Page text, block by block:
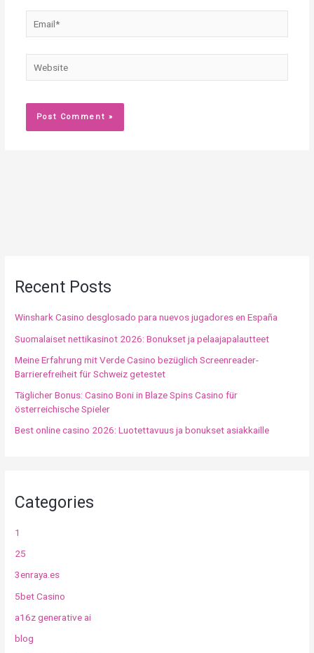
Website
Recent Posts
Winshark Casino desglosado para nuevos jugadores en España
Suomalaiset nettikasinot 2026: Bonukset ja pelaajapalautteet
Meine Erfahrung mit Verde Casino bezüglich Screenreader-
Barrierefreiheit für Schweiz getestet
Täglicher Bonus: Casino Boni in Blaze Spins Casino für
österreichische Spieler
Best online casino 2026: Luotettavuus ja bonukset asiakkaille
Categories
1
25
3enraya.es
5bet Casino
a16z generative ai
blog